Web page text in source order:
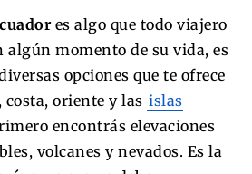
es algo que todo viajero
algún momento de su vida, es
opciones que te ofrece
costa, oriente y las islas
encontrás elevaciones
volcanes y nevados. Es la